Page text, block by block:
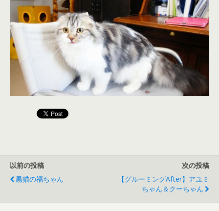
以前の投稿
黒猫の福ちゃん
次の投稿
【グルーミングAfter】アユミ
ちゃん＆クーちゃん